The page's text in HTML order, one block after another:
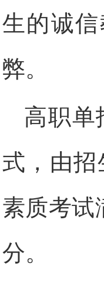
生的诚
弊。
高职单
式，由
素质考试
分。